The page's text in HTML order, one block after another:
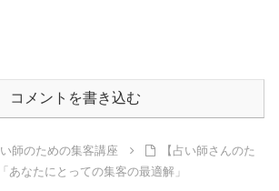
コメントを書き込む
師のための集客講座
【占い師さんのた
あなたにとっての集客の最適解」